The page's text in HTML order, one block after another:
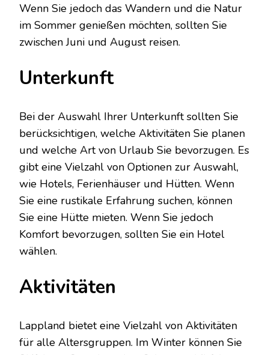
Wenn Sie jedoch das Wandern und die Natur
im Sommer genießen möchten, sollten Sie
zwischen Juni und August reisen.
Unterkunft
Bei der Auswahl Ihrer Unterkunft sollten Sie
berücksichtigen, welche Aktivitäten Sie planen
und welche Art von Urlaub Sie bevorzugen. Es
gibt eine Vielzahl von Optionen zur Auswahl,
wie Hotels, Ferienhäuser und Hütten. Wenn
Sie eine rustikale Erfahrung suchen, können
Sie eine Hütte mieten. Wenn Sie jedoch
Komfort bevorzugen, sollten Sie ein Hotel
wählen.
Aktivitäten
Lappland bietet eine Vielzahl von Aktivitäten
für alle Altersgruppen. Im Winter können Sie